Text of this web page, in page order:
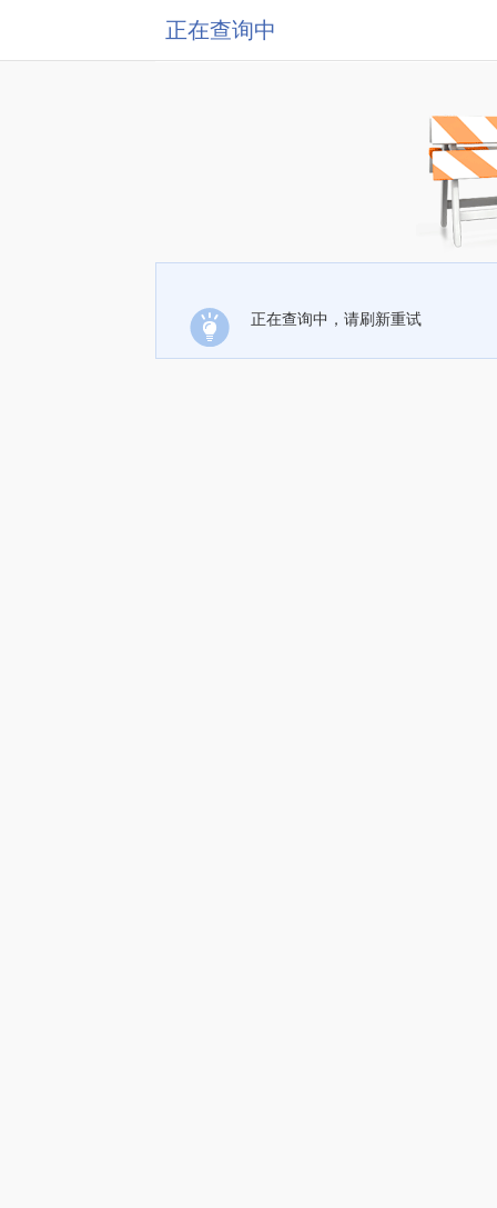
正在查询中
正在查询中，请刷新重试